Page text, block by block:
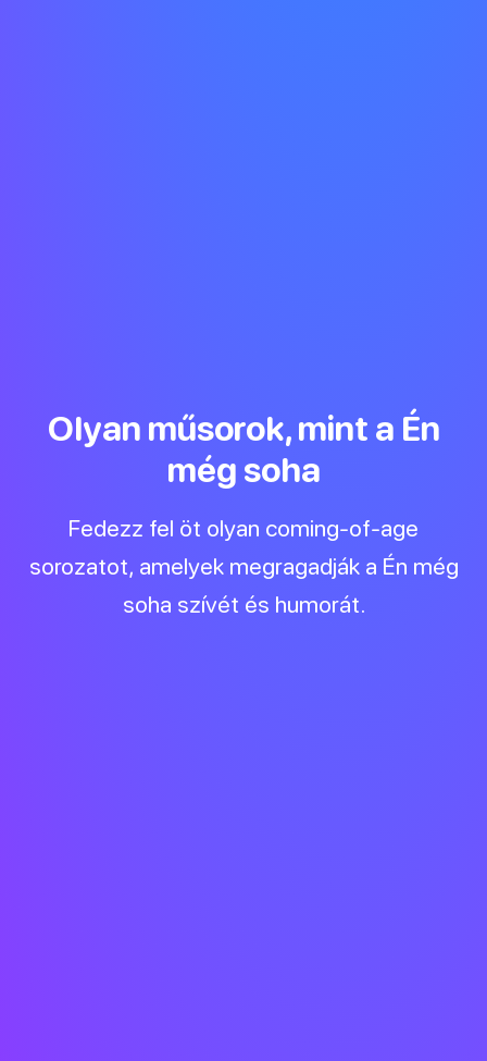
Olyan műsorok, mint a Én
még soha
Fedezz fel öt olyan coming-of-age
sorozatot, amelyek megragadják a Én még
soha szívét és humorát.